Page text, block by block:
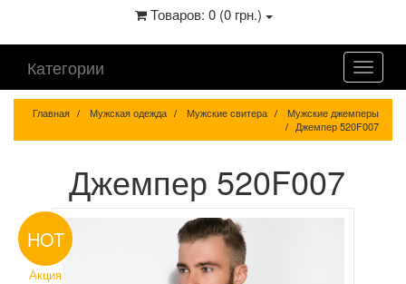
Товаров: 0 (0 грн.)
Категории
Главная Мужская одежда Мужские свитера
Мужские джемперы
Джемпер 520F007
Джемпер 520F007
HOT
Акция